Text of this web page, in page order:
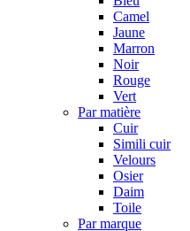
Camel
Jaune
Marron
Noir
Rouge
Vert
Par matière
Cuir
Simili cuir
Velours
Osier
Daim
Toile
Par marque